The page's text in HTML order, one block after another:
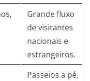
Grande fluxo
de visitantes
nacionais e
estrangeiros.​
Passeios a pé,